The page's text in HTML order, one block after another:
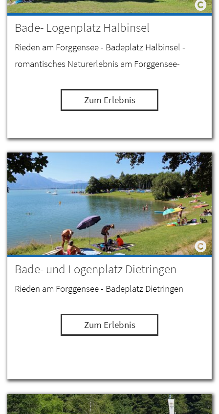
Bade- Logenplatz Halbinsel
Rieden am Forggensee - Badeplatz Halbinsel -
romantisches Naturerlebnis am Forggensee-
Zum Erlebnis
Bade- und Logenplatz Dietringen
Rieden am Forggensee - Badeplatz Dietringen
Zum Erlebnis